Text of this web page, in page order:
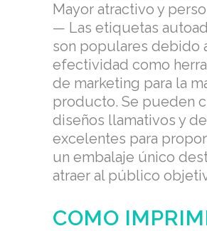
Mayor atractivo y
— Las etiquetas
son populares debido
efectividad como
de marketing para la
producto. Se pueden
diseños llamativos y
excelentes para
un embalaje único
atraer al público
COMO